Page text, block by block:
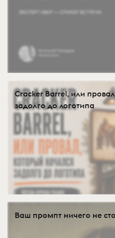
Cracker Barrel, или
задолго до логотипа
Ваш промпт ничего не